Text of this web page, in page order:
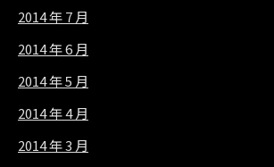
2014 年 7 月
2014 年 6 月
2014 年 5 月
2014 年 4 月
2014 年 3 月